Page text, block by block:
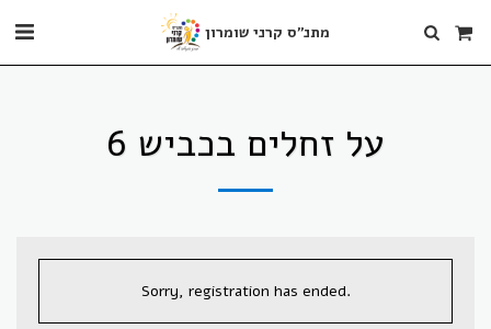
מתנ"ס קרני שומרון
על זחלים בכביש 6
Sorry, registration has ended.